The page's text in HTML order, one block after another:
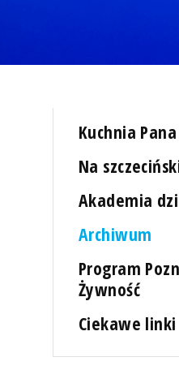
Kuchnia
Na
Akademia
Archiwum
Program
Żywność
Ciekawe linki